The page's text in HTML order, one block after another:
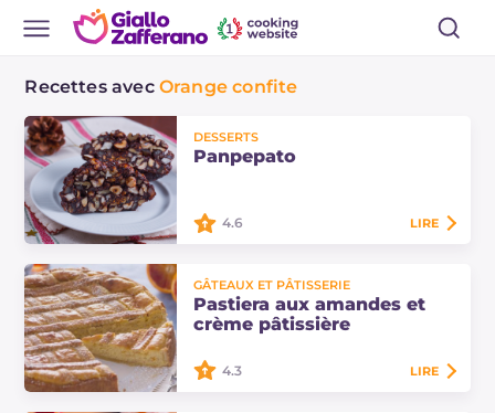
Recettes avec Orange confite
DESSERTS
Panpepato
Noël typique du centre de l'Italie,
réalisé avec une pâte au chocolat
riche en fruits secs et épices.
4.6 LIRE
GÂTEAUX ET PÂTISSERIE
Pastiera aux amandes et
crème pâtissière
4.3 LIRE